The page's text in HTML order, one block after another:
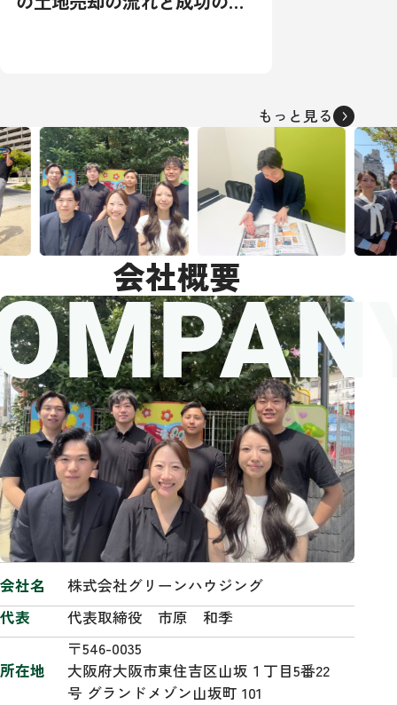
もっと見る
会社概要
会社名
株式会社グリーンハウジング
代表
代表取締役 市原 和季
所在地
〒546-0035
大阪府大阪市東住吉区山坂１丁目5番22
号 グランドメゾン山坂町 101